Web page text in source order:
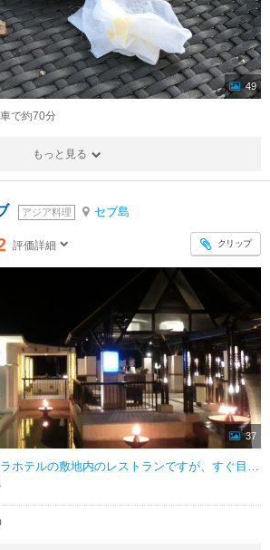
49
で約70分
もっと見る
アジア料理 セブ島
評価詳細 クリップ
37
シャングリラホテルの敷地内のレストランですが、すぐ目の前が海で、他のレストランよりも一層、ビーチリゾートらしい気分が味わえます（日の短い冬期だと、開店時間頃にはすでに暗くなっているのであまり意味はありませんが…）。メニュー